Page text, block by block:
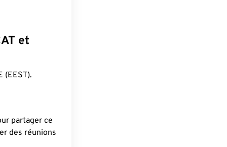
et
(EEST).
partager ce
des réunions